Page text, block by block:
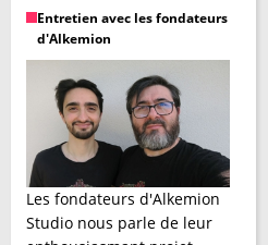
Entretien avec les fondateurs
d'Alkemion
Les fondateurs d'Alkemion
Studio nous parle de leur